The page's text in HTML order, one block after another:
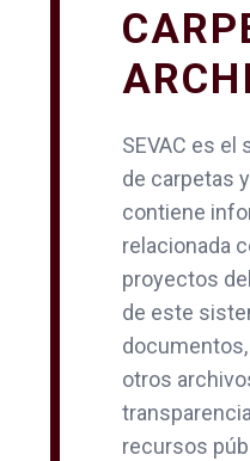
SEVAC es
de carpetas
contiene
relacionada
proyectos
de este
otros
recursos